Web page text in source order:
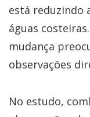
está reduzindo
águas
mudança
observações
No estudo,